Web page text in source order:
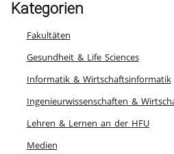
Kategorien
Fakultäten
Gesundheit & Life Sciences
Informatik & Wirtschaftsinformatik
Ingenieurwissenschaften &
Lehren & Lernen an der HFU
Medien